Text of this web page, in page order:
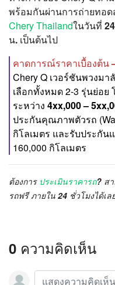
พร้อมกันผ่านการถ่ายทอ
Chery Thailandในวันที่
น. เป็นต้นไป
คาดการณ์ราคาเบื้องต้น
Chery Q เวอร์ชันพวงม
เลือกทั้งหมด 2-3 รุ่นย่อ
ระหว่าง 4xx,000 –
ประกันคุณภาพตัวรถ
กิโลเมตร และรับประกัน
160,000 กิโลเมตร
ต้องการ ประเมินราคารถ? ส
รถฟรี ภายใน 24 ชั่วโมงได้เ
0 ความคิดเห็น